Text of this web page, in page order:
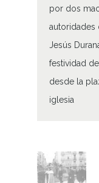
por dos
autoridades
Jesús
festividad
desde la
iglesia
Soporte